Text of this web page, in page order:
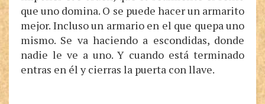
que uno domina. O se puede hacer un armarito
mejor. Incluso un armario en el que quepa uno
mismo. Se va haciendo a escondidas, donde
nadie le ve a uno. Y cuando está terminado
entras en él y cierras la puerta con llave.